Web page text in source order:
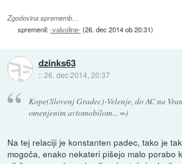
Zgodovina sprememb…
spremenil:-valvoline- (26. dec 2014 ob 20:31)
dzinks63
::26. dec 2014, 20:37
Kope(Slovenj Gradec)-Velenje, do AC na
omenjenim avtomobilom... =)
Na tej relaciji je konstanten padec, tako je
mogoča, enako nekateri pišejo malo porabo